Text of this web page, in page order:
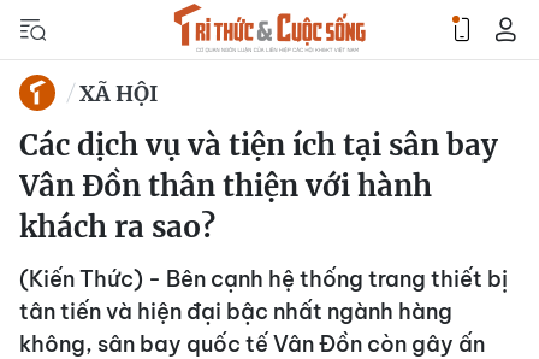
XÃ HỘI
Các dịch vụ và tiện ích tại sân bay
Vân Đồn thân thiện với hành
khách ra sao?
(Kiến Thức) - Bên cạnh hệ thống trang thiết bị
tân tiến và hiện đại bậc nhất ngành hàng
không, sân bay quốc tế Vân Đồn còn gây ấn